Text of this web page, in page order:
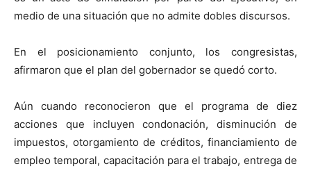
medio de una situación que no admite dobles discursos.
En el posicionamiento conjunto, los congresistas,
afirmaron que el plan del gobernador se quedó corto.
Aún cuando reconocieron que el programa de diez
acciones que incluyen condonación, disminución de
impuestos, otorgamiento de créditos, financiamiento de
empleo temporal, capacitación para el trabajo, entrega de